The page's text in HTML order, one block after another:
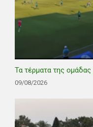
Τα τέρματα της
09/08/2026